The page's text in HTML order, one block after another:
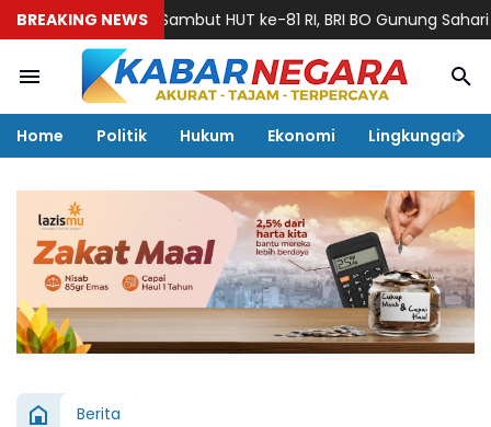
BREAKING NEWS
Sambut HUT ke-81 RI, BRI BO Gunung Sahari
Home Politik Hukum Ekonomi Lingkungan
Berita